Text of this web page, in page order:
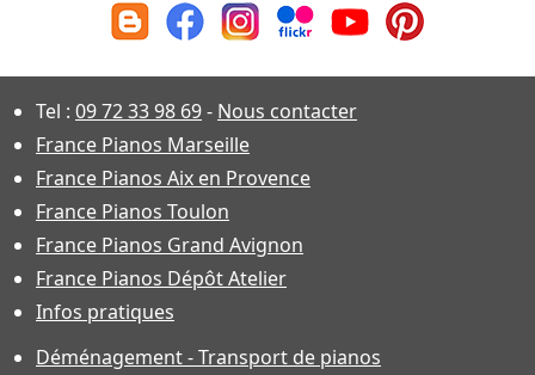
Tel : 09 72 33 98 69- Nous contacter
France Pianos Marseille
France Pianos Aix en Provence
France Pianos Toulon
France Pianos Grand Avignon
France Pianos Dépôt Atelier
Infos pratiques
Déménagement - Transport de pianos